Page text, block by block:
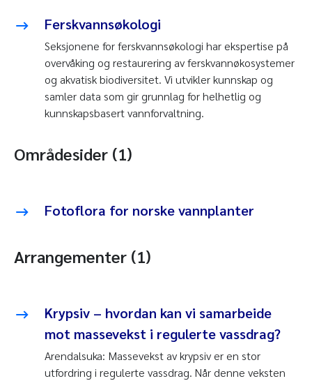
Ferskvannsøkologi
Seksjonene for ferskvannsøkologi har ekspertise på
overvåking og restaurering av ferskvannøkosystemer
og akvatisk biodiversitet. Vi utvikler kunnskap og
samler data som gir grunnlag for helhetlig og
kunnskapsbasert vannforvaltning.
Områdesider (1)
Fotoflora for norske vannplanter
Arrangementer (1)
Krypsiv – hvordan kan vi samarbeide
mot massevekst i regulerte vassdrag?
Arendalsuka: Massevekst av krypsiv er en stor
utfordring i regulerte vassdrag. Når denne veksten